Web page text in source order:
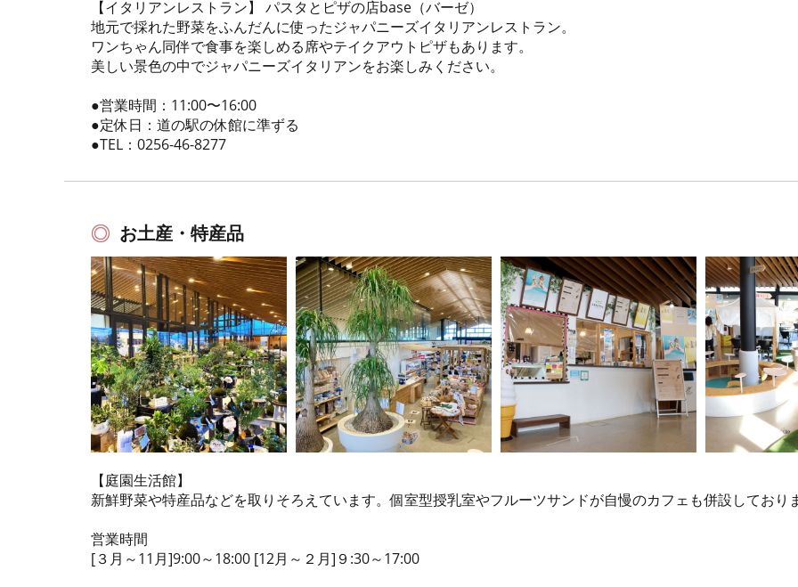
【イタリアンレストラン】 パスタとピザの店base（バーゼ）
地元で採れた野菜をふんだんに使ったジャパニーズイタリアンレストラン。
ワンちゃん同伴で食事を楽しめる席やテイクアウトピザもあります。
美しい景色の中でジャパニーズイタリアンをお楽しみください。
●営業時間：11:00〜16:00
●定休日：道の駅の休館に準ずる
●TEL：0256-46-8277
お土産・特産品
【庭園生活館】
新鮮野菜や特産品などを取りそろえています。個室型授乳室やフルーツサンドが自慢のカフェも併設しており
営業時間
[３月～11月]9:00～18:00 [12月～２月]９:30～17:00